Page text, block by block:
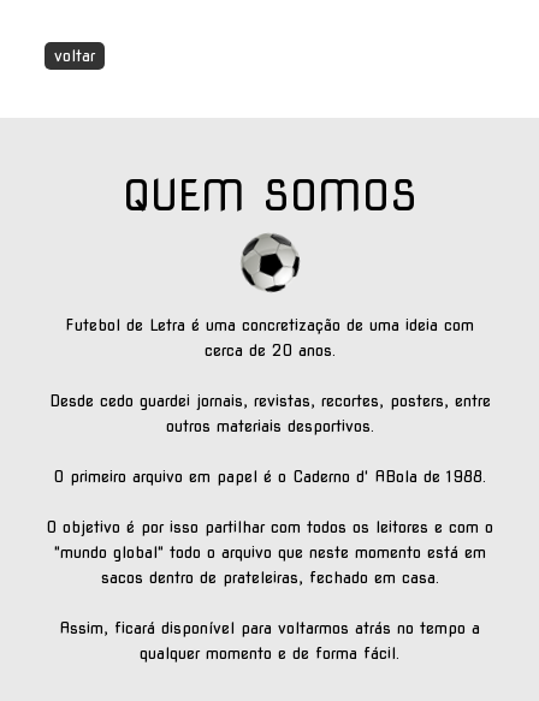
voltar
QUEM SOMOS
Futebol de Letra é uma concretização de uma ideia com
cerca de 20 anos.
Desde cedo guardei jornais, revistas, recortes, posters, entre
outros materiais desportivos.
O primeiro arquivo em papel é o Caderno d' ABola de 1988.
O objetivo é por isso partilhar com todos os leitores e com o
"mundo global" todo o arquivo que neste momento está em
sacos dentro de prateleiras, fechado em casa.
Assim, ficará disponível para voltarmos atrás no tempo a
qualquer momento e de forma fácil.